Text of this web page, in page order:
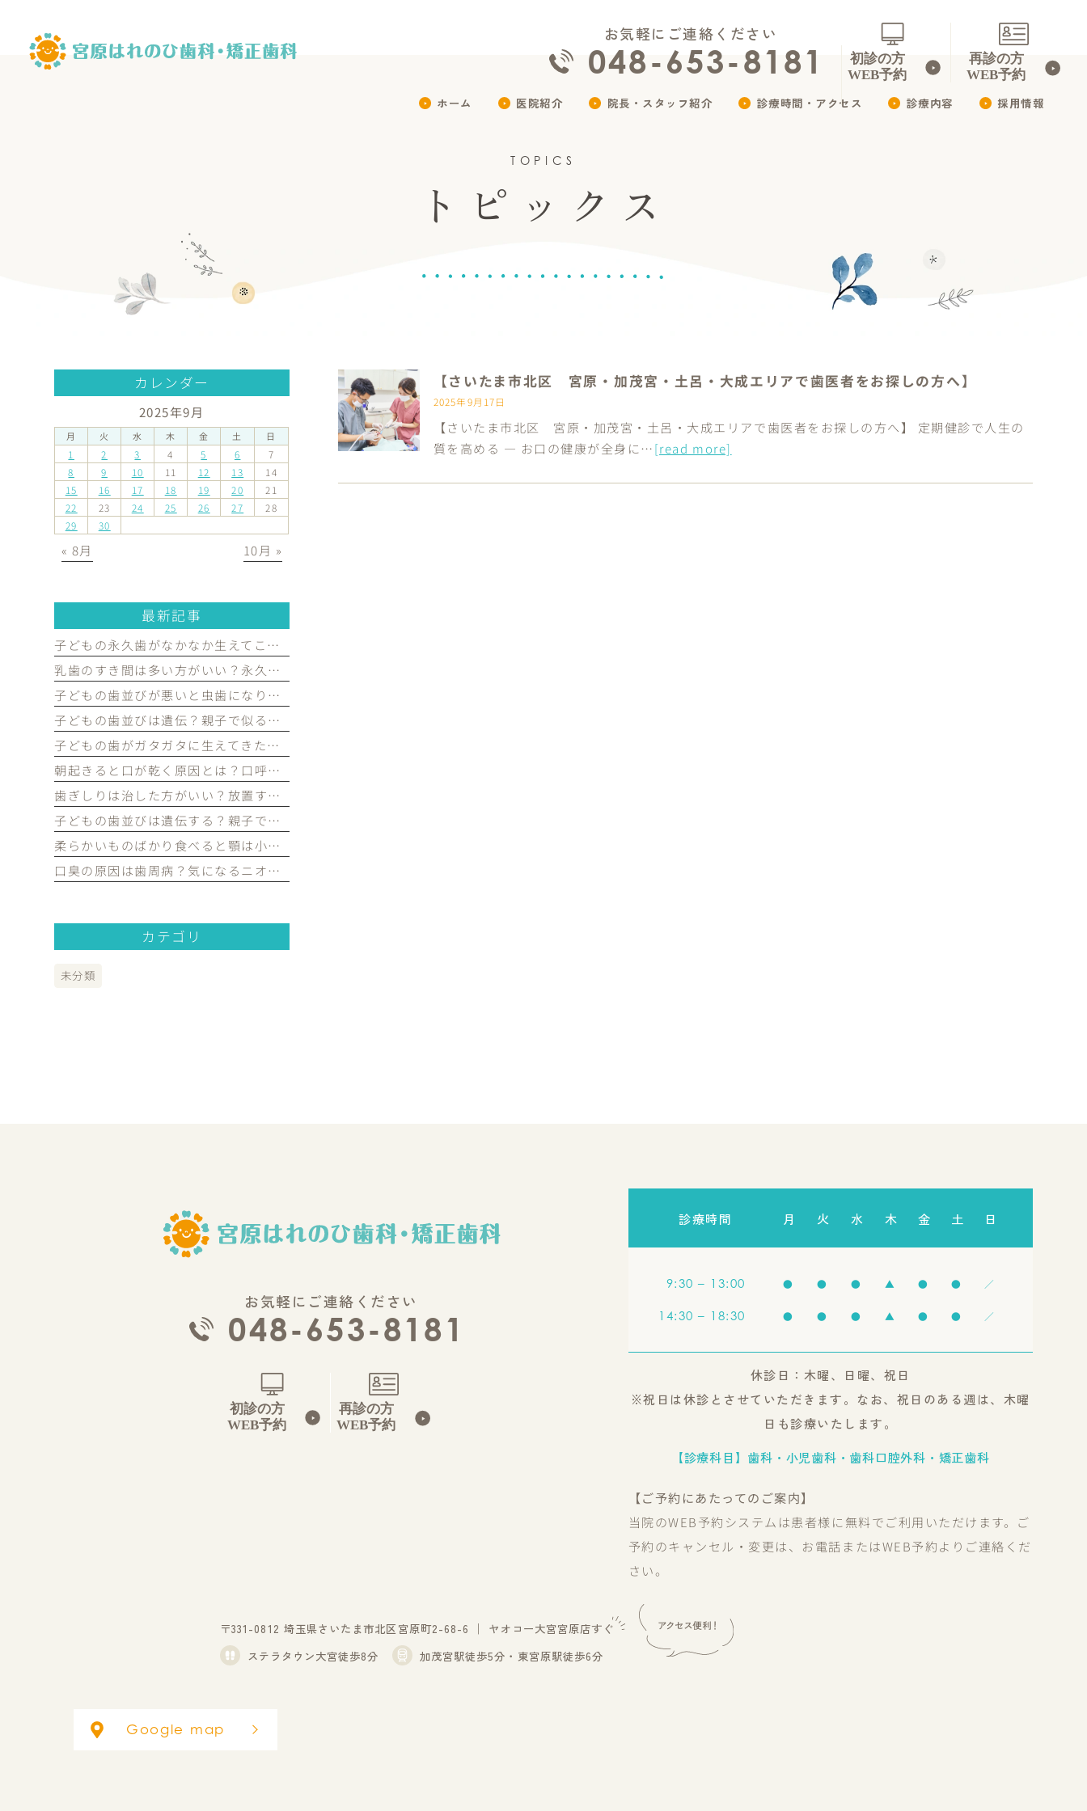
お気軽にご連絡ください
048-653-8181
ホーム 医院紹介 院長・スタッフ紹介 診療時間・アクセス 診療内容 採用情報
TOPICS
トピックス
【さいたま市北区 宮原・加茂宮・土呂・大成エリアで歯医者をお探しの方へ】
2025年9月17日
【さいたま市北区 宮原・加茂宮・土呂・大成エリアで歯医者をお探しの方へ】 定期健診で人生の
質を高める ― お口の健康が全身に…[read more]
カレンダー
2025年9月
月 火 水 木 金 土 日
1 2 3 4 5 6
7
8
9 10 11 12 13
14
15
16 17 18 19 20
21
22
23 24 25 26 27
28
29
30
« 8月 10月 »
最新記事
子どもの永久歯がなかなか生えてこない…受診した方がよいケースを歯科医が解説｜宮原・さいたま市北区の歯医者
乳歯のすき間は多い方がいい？永久歯がきれいに並ぶために必要な理由を歯科医が解説｜宮原・さいたま市北区の歯医者
子どもの歯並びが悪いと虫歯になりやすい？歯並びとお口の健康の関係を歯科医が解説｜宮原・さいたま市北区の歯医者
子どもの歯並びは遺伝？親子で似る部分と生活習慣で変えられる部分を歯科医が解説｜宮原・さいたま市北区の歯医者
子どもの歯がガタガタに生えてきたけど大丈夫？永久歯の歯並びについて歯科医が解説｜宮原・さいたま市北区の歯医者
朝起きると口が乾く原因とは？口呼吸や歯並びとの関係を歯科医が解説｜宮原・さいたま市北区の歯医者
歯ぎしりは治した方がいい？放置するリスクや原因を歯科医が解説｜宮原・さいたま市北区の歯医者
子どもの歯並びは遺伝する？親子で似る理由や予防できるポイントを歯科医が解説｜宮原・さいたま市北区の歯医者
柔らかいものばかり食べると顎は小さくなる？子どもの歯並びとの関係を歯科医が解説｜宮原・さいたま市北区の歯医者
口臭の原因は歯周病？気になるニオイの原因や対策を歯科医が解説｜宮原・さいたま市北区の歯医者
カテゴリ
未分類
お気軽にご連絡ください
048-653-8181
診療時間 月 火 水 木 金 土 日
9:30 – 13:00 ● ● ● ▲ ● ● ／
14:30 – 18:30 ● ● ● ▲ ● ● ／
休診日：木曜、日曜、祝日
※祝日は休診とさせていただきます。なお、祝日のある週は、木曜
日も診療いたします。
【診療科目】歯科・小児歯科・歯科口腔外科・矯正歯科
【ご予約にあたってのご案内】
当院のWEB予約システムは患者様に無料でご利用いただけます。ご
予約のキャンセル・変更は、お電話またはWEB予約よりご連絡くだ
さい。
〒331-0812 埼玉県さいたま市北区宮原町2-68-6 │ ヤオコー大宮宮原店すぐ
ステラタウン大宮徒歩8分
加茂宮駅徒歩5分・東宮原駅徒歩6分
Google map